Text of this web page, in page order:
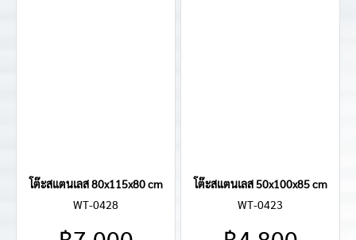
โต๊ะสแตนเลส 80x115x80 cm
WT-0428
โต๊ะสแตนเลส 50x100x85 cm
WT-0423